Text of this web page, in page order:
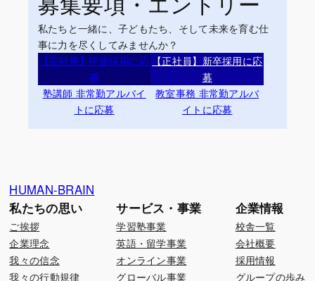
私たちと一緒に、子どもたち、そして未来を育む仕
事に力を尽くしてみませんか？
【正社員】中途採用に応
募
【正社員】新卒採用に応
募
塾講師 非常勤アルバイ
トに応募
教室事務 非常勤アルバ
イトに応募
HUMAN-BRAIN
私たちの思い
ご挨拶
企業理念
我々の信念
我々の行動規律
サービス・事業
学習塾事業
英語・留学事業
オンライン事業
グローバル事業
企業情報
校舎一覧
会社概要
採用情報
グループの歩み